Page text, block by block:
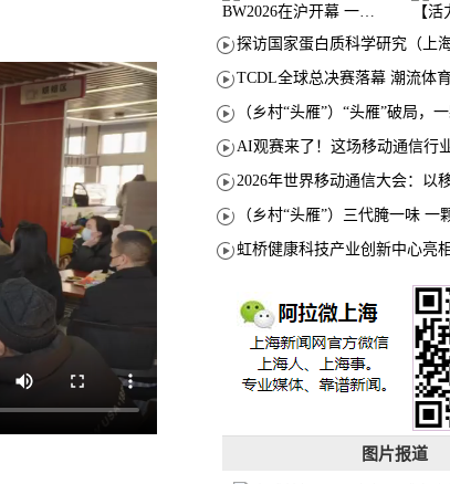
BW2026在沪开幕 一众次元品牌集中发布全新企划
TCDL全球总决赛落幕 潮流体
图片报道